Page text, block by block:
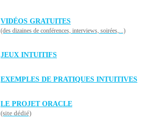
VIDÉOS GRATUITES
(des dizaines de conférences, interviews, soirées,...)
JEUX INTUITIFS
EXEMPLES DE PRATIQUES INTUITIVES
LE PROJET ORACLE
(site dédié)